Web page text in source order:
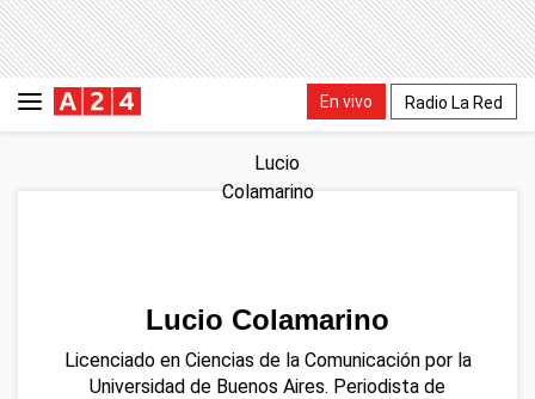
En vivo Radio La Red
Lucio Colamarino
Licenciado en Ciencias de la Comunicación por la
Universidad de Buenos Aires. Periodista de